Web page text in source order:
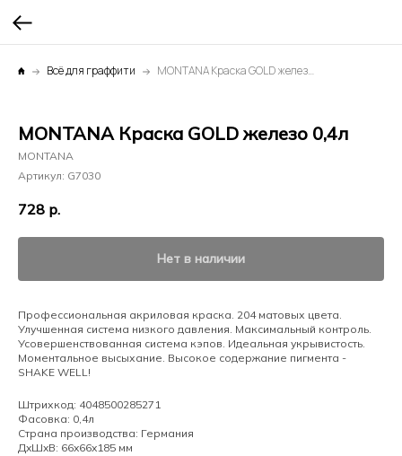
Всё для граффити MONTANA Краска GOLD железо 0,4л
MONTANA Краска GOLD железо 0,4л
MONTANA
Артикул: G7030
728 р.
Нет в наличии
Профессиональная акриловая краска. 204 матовых цвета.
Улучшенная система низкого давления. Максимальный контроль.
Усовершенствованная система кэпов. Идеальная укрывистость.
Моментальное высыхание. Высокое содержание пигмента -
SHAKE WELL!
Штрихкод: 4048500285271
Фасовка: 0,4л
Страна производства: Германия
ДxШxВ: 66x66x185 мм